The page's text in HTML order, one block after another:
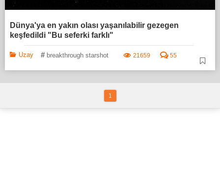
Dünya'ya en yakın olası yaşanılabilir gezegen
keşfedildi "Bu seferki farklı"
Uzay # breakthrough starshot 21659 55
1